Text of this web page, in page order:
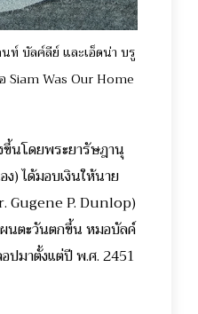
ท์ บัลค์ลีย์ และเอ็ดน่า บรู
Siam Was Our Home
ขึ้นโดยพระยารัษฎานุ
ง)ได้มอบเงินให้นาย
Gugene P. Dunlop)
นตะวันตกขึ้น หมอบัลค์
ปมาตั้งแต่ปี พ.ศ. 2451